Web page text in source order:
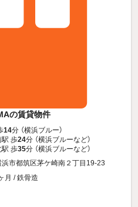
の賃貸物件
14分 （横浜ブルー）
駅 歩24分 （横浜ブルーなど）
駅 歩35分 （横浜ブルーなど）
市都筑区茅ケ崎南２丁目19-23
月 / 鉄骨造